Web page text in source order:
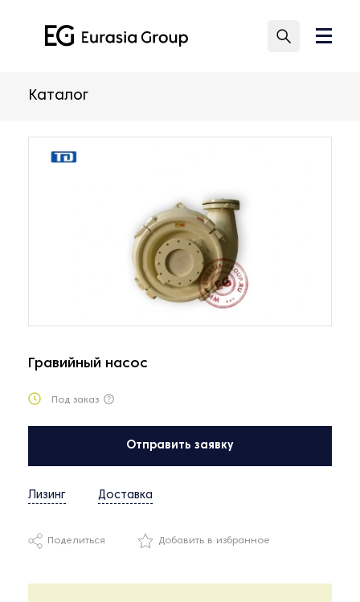
Каталог
Гравийный насос
Под заказ
Отправить заявку
Лизинг Доставка
Поделиться Добавить в избранное